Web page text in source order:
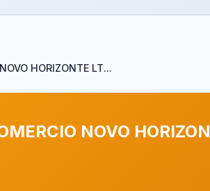
HORIZONTE LT...
NOVO